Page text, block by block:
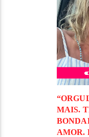
MAIS.
AMOR.